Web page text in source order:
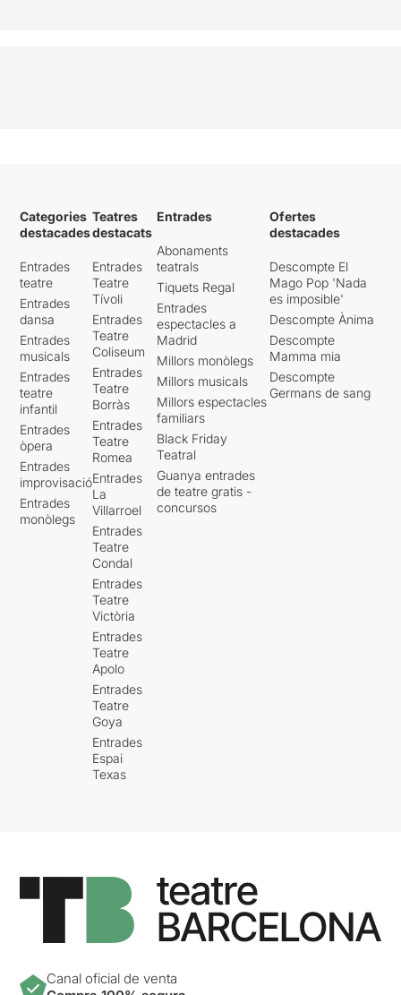
Categories
destacades
Entrades
teatre
Entrades
dansa
Entrades
musicals
Entrades
teatre
infantil
Entrades
òpera
Entrades
improvisació
Entrades
monòlegs
Teatres
destacats
Entrades
Teatre
Tívoli
Entrades
Teatre
Coliseum
Entrades
Teatre
Borràs
Entrades
Teatre
Romea
Entrades
La
Villarroel
Entrades
Teatre
Condal
Entrades
Teatre
Victòria
Entrades
Teatre
Apolo
Entrades
Teatre
Goya
Entrades
Espai
Texas
Entrades
Abonaments
teatrals
Tiquets Regal
Entrades
espectacles a
Madrid
Millors monòlegs
Millors musicals
Millors espectacles
familiars
Black Friday
Teatral
Guanya entrades
de teatre gratis -
concursos
Ofertes
destacades
Descompte El
Mago Pop 'Nada
es imposible'
Descompte Ànima
Descompte
Mamma mia
Descompte
Germans de sang
Canal oficial de venta